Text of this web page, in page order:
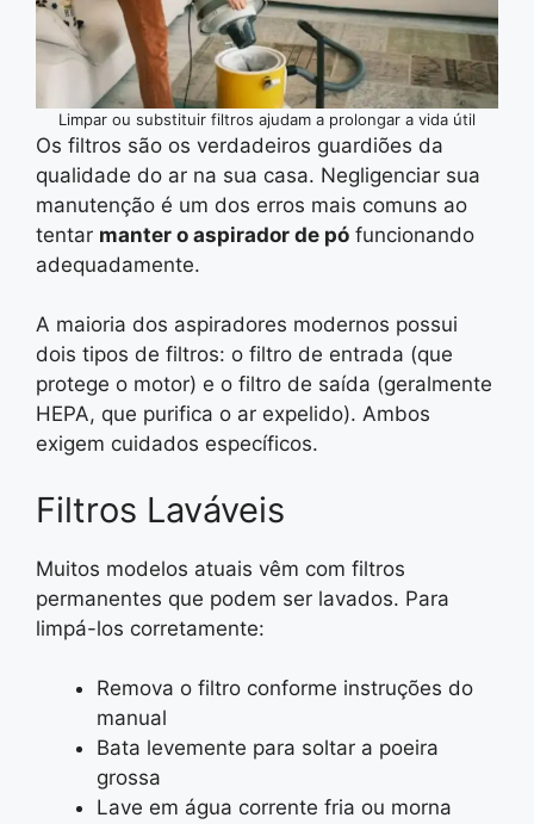
Limpar ou substituir filtros ajudam a prolongar a vida útil
Os filtros são os verdadeiros guardiões da
qualidade do ar na sua casa. Negligenciar sua
manutenção é um dos erros mais comuns ao
tentar manter o aspirador de pó funcionando
adequadamente.
A maioria dos aspiradores modernos possui
dois tipos de filtros: o filtro de entrada (que
protege o motor) e o filtro de saída (geralmente
HEPA, que purifica o ar expelido). Ambos
exigem cuidados específicos.
Filtros Laváveis
Muitos modelos atuais vêm com filtros
permanentes que podem ser lavados. Para
limpá-los corretamente:
Remova o filtro conforme instruções do
manual
Bata levemente para soltar a poeira
grossa
Lave em água corrente fria ou morna